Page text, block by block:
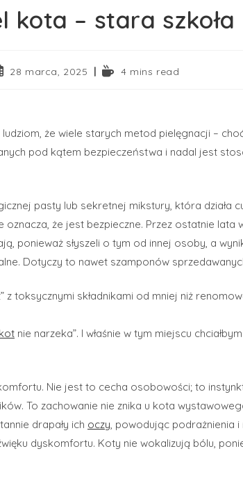
kota – stara szkoła
28 marca, 2025 4 mins read
ludziom, że wiele starych metod pielęgnacji –
pod kątem bezpieczeństwa i nadal jest
pasty lub sekretnej mikstury, która działa
oznacza, że jest bezpieczne. Przez ostatnie lata
ponieważ słyszeli o tym od innej osoby, a
Dotyczy to nawet szamponów
z toksycznymi składnikami od mniej niż
kot nie narzeka”. I właśnie w tym miejscu
Nie jest to cecha osobowości; to
To zachowanie nie znika u kota
drapały ich oczy, powodując podrażnienia i
dyskomfortu. Koty nie wokalizują bólu,